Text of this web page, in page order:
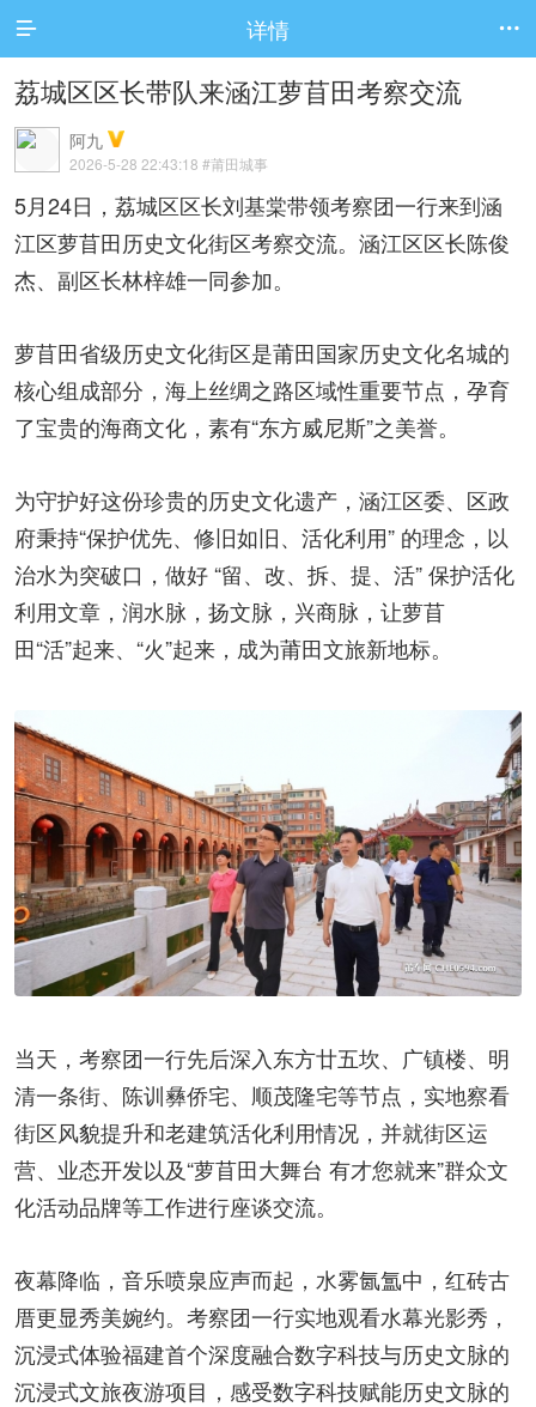
 详情 
荔城区区长带队来涵江萝苜田考察交流
阿九
2026-5-28 22:43:18 #莆田城事
5月24日，荔城区区长刘基棠带领考察团一行来到涵
江区萝苜田历史文化街区考察交流。涵江区区长陈俊
杰、副区长林梓雄一同参加。
萝苜田省级历史文化街区是莆田国家历史文化名城的
核心组成部分，海上丝绸之路区域性重要节点，孕育
了宝贵的海商文化，素有“东方威尼斯”之美誉。
为守护好这份珍贵的历史文化遗产，涵江区委、区政
府秉持“保护优先、修旧如旧、活化利用” 的理念，以
治水为突破口，做好 “留、改、拆、提、活” 保护活化
利用文章，润水脉，扬文脉，兴商脉，让萝苜
田“活”起来、“火”起来，成为莆田文旅新地标。
当天，考察团一行先后深入东方廿五坎、广镇楼、明
清一条街、陈训彝侨宅、顺茂隆宅等节点，实地察看
街区风貌提升和老建筑活化利用情况，并就街区运
营、业态开发以及“萝苜田大舞台 有才您就来”群众文
化活动品牌等工作进行座谈交流。
夜幕降临，音乐喷泉应声而起，水雾氤氲中，红砖古
厝更显秀美婉约。考察团一行实地观看水幕光影秀，
沉浸式体验福建首个深度融合数字科技与历史文脉的
沉浸式文旅夜游项目，感受数字科技赋能历史文脉的